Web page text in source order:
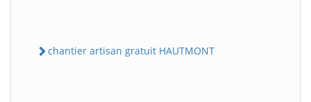
chantier artisan gratuit HAUTMONT